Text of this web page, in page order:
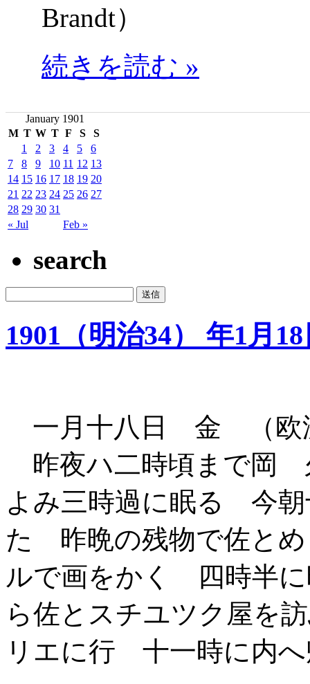
Brandt）
続きを読む »
January 1901
M T W T F S S
« Jul Feb »
1 2 3 4 5
6
7
8 9 10 11 12 13
14 15 16 17 18 19 20
21 22 23 24 25 26 27
28 29 30 31
search
1901（明治34） 年1月
一月十八日 金 （欧
昨夜ハ二時頃まで岡
よみ三時過に眠る 今朝
た 昨晩の残物で佐と
ルで画をかく 四時半
ら佐とスチユツク屋
リエに行 十一時に内